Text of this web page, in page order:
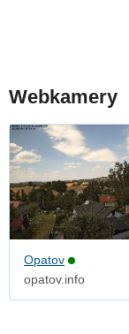
Webkamery
Opatov
opatov.info